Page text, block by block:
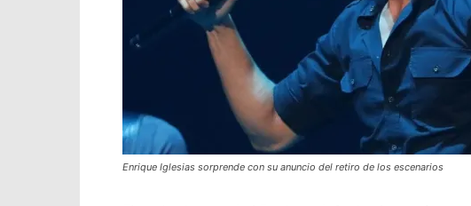
Enrique Iglesias sorprende con su anuncio del retiro de los escenarios